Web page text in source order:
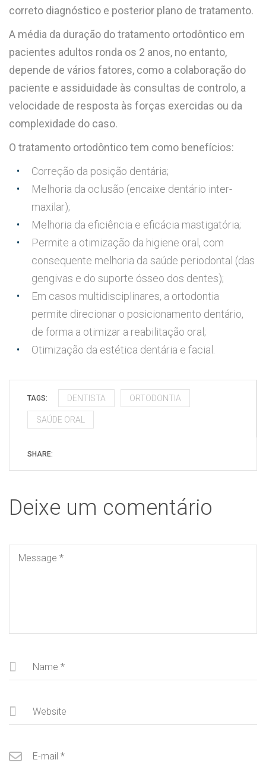
correto diagnóstico e posterior plano de tratamento.
A média da duração do tratamento ortodôntico em
pacientes adultos ronda os 2 anos, no entanto,
depende de vários fatores, como a colaboração do
paciente e assiduidade às consultas de controlo, a
velocidade de resposta às forças exercidas ou da
complexidade do caso.
O tratamento ortodôntico tem como benefícios:
Correção da posição dentária;
Melhoria da oclusão (encaixe dentário inter-
maxilar);
Melhoria da eficiência e eficácia mastigatória;
Permite a otimização da higiene oral, com
consequente melhoria da saúde periodontal (das
gengivas e do suporte ósseo dos dentes);
Em casos multidisciplinares, a ortodontia
permite direcionar o posicionamento dentário,
de forma a otimizar a reabilitação oral;
Otimização da estética dentária e facial.
TAGS: DENTISTA ORTODONTIA
SAÚDE ORAL
SHARE:
Deixe um comentário